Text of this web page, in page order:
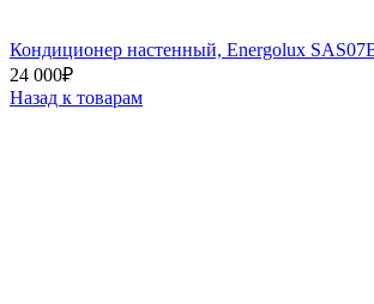
Кондиционер настенный, Energolux
24 000₽
Назад к товарам